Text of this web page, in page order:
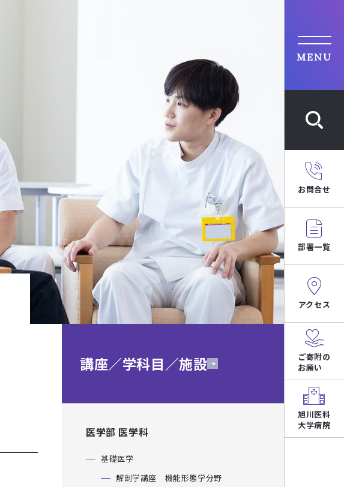
MENU
お問合せ
部署一覧
アクセス
ご寄附の
お願い
旭川医科
大学病院
講座／学科目／施設
医学部 医学科
基礎医学
解剖学講座 機能形態学分野